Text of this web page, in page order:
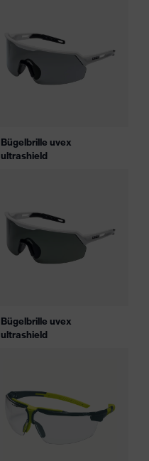
Bügelbrille uvex
ultrashield
Bügelbrille uvex
ultrashield